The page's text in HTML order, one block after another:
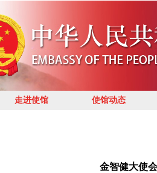
走进使馆 使馆动态
金智健大使